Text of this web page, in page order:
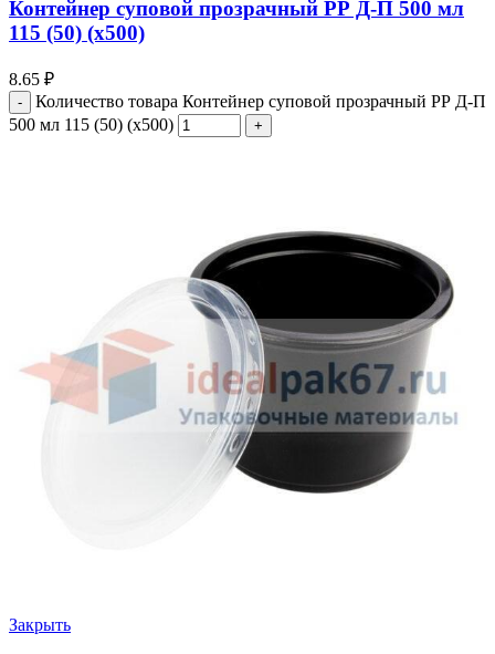
Контейнер суповой прозрачный РР Д-П 500 мл
115 (50) (х500)
8.65 ₽
Количество товара Контейнер суповой прозрачный РР Д-П
500 мл 115 (50) (х500)
Закрыть